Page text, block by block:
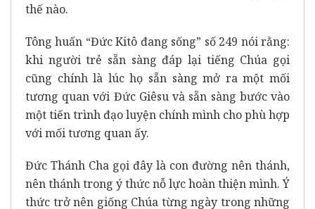
thế nào.
Tông huấn “Đức Kitô đang sống” số 249 nói rằng:
khi người trẻ sẵn sàng đáp lại tiếng Chúa gọi
cũng chính là lúc họ sẵn sàng mở ra một mối
tương quan với Đức Giêsu và sẵn sàng bước vào
một tiến trình đạo luyện chính mình cho phù hợp
với mối tương quan ấy.
Đức Thánh Cha gọi đây là con đường nên thánh,
nên thánh trong ý thức nỗ lực hoàn thiện mình. Ý
thức trở nên giống Chúa từng ngày trong những